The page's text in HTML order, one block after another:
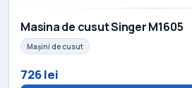
Masina de cusut Singer M1605
Mașini de cusut
726 lei